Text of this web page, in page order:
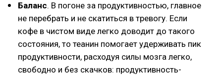
Баланс. В погоне за продуктивностью, главное
не перебрать и не скатиться в тревогу. Если
кофе в чистом виде легко доводит до такого
состояния, то теанин помогает удерживать пик
продуктивности, расходуя силы мозга легко,
свободно и без скачков: продуктивность-